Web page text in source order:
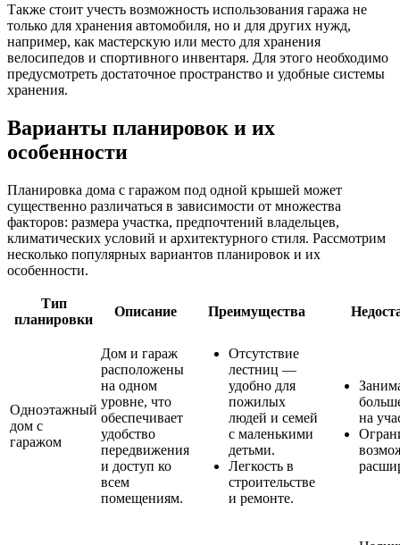
Также стоит учесть возможность использования гаража не
только для хранения автомобиля, но и для других нужд,
например, как мастерскую или место для хранения
велосипедов и спортивного инвентаря. Для этого необходимо
предусмотреть достаточное пространство и удобные системы
хранения.
Варианты планировок и их
особенности
Планировка дома с гаражом под одной крышей может
существенно различаться в зависимости от множества
факторов: размера участка, предпочтений владельцев,
климатических условий и архитектурного стиля. Рассмотрим
несколько популярных вариантов планировок и их
особенности.
Тип
планировки
Описание Преимущества
Одноэтажный
дом с
гаражом
Дом и гараж
расположены
на одном
уровне, что
обеспечивает
удобство
передвижения
и доступ ко
всем
помещениям.
Отсутствие
лестниц —
удобно для
пожилых
людей и семей
с маленькими
детьми.
Легкость в
строительстве
и ремонте.
на